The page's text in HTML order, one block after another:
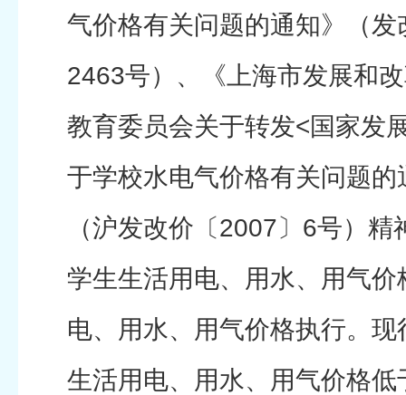
气价格有关问题的通知》（
2463号）、《上海市发展和
教育委员会关于转发<国家发
于学校水电气价格有关问题的
（沪发改价〔2007〕6号）
学生生活用电、用水、用气
电、用水、用气价格执行。
生活用电、用水、用气价格